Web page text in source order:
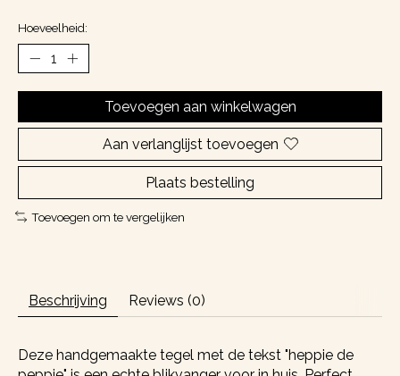
Hoeveelheid:
Toevoegen aan winkelwagen
Aan verlanglijst toevoegen
Plaats bestelling
Toevoegen om te vergelijken
Beschrijving Reviews (0)
Deze handgemaakte tegel met de tekst "heppie de